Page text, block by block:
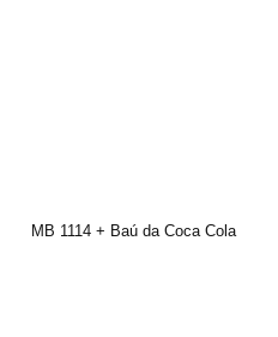
MB 1114 + Baú da Coca Cola